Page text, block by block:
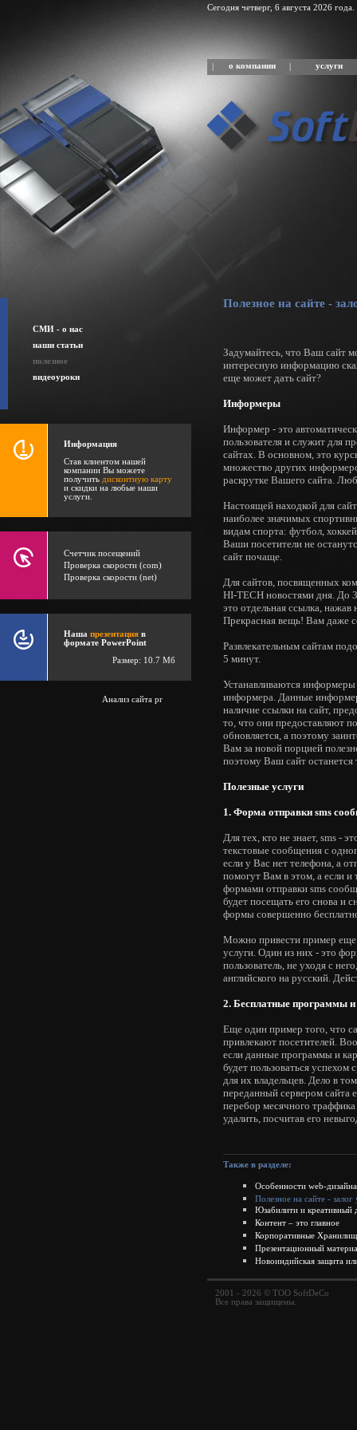
Сегодня четверг, 6 августа 2026
о компании услуги
СМИ - о нас
наши статьи
полезное
видеоуроки
Информация
Став клиентом нашей
компании Вы можете
получить дисконтную карту
и скидки на любые наши
услуги.
Счетчик посещений
Проверка скорости (com)
Проверка скорости (net)
Наша презентация в
формате PowerPoint
Размер: 10.7 Мб
Полезное на сайте -
Задумайтесь, что Ваш сайт
интересную информацию
еще может дать сайт?
Информеры
Информер - это
пользователя и служит для
сайтах. В основном, это
множество других
раскрутке Вашего сайта.
Настоящей находкой для
наиболее значимых
видам спорта: футбол,
Ваши посетители не
сайт почаще.
Для сайтов, посвященных
HI-TECH новостями дня. До
это отдельная ссылка,
Прекрасная вещь! Вам даже
Развлекательным сайтам
5 минут.
Устанавливаются
информера. Данные
наличие ссылки на сайт,
то, что они предоставляют
обновляется, а поэтому
Вам за новой порцией
поэтому Ваш сайт
Полезные услуги
1. Форма отправки sms
Для тех, кто не знает, sms -
текстовые сообщения с
если у Вас нет телефона, а
помогут Вам в этом, а если
формами отправки sms
будет посещать его снова и
формы совершенно
Можно привести пример
услуги. Один из них - это
пользователь, не уходя с
английского на русский.
2. Бесплатные программы и
Еще один пример того, что
привлекают посетителей.
если данные программы и
будет пользоваться
для их владельцев. Дело в
переданный сервером сайта
перебор месячного
удалить, посчитав его
Также в разделе:
Особенности web-дизайна
Полезное на сайте -
Юзабилити и креативный
Контент – это главное
Корпоративные
Презентационный
Новоиндийская защита
2001 - 2026 © ТОО SoftDeCo
Все права защищены.